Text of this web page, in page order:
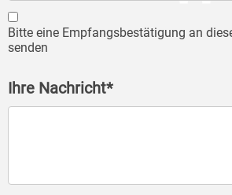
Bitte eine Empfangsbestätigung an
senden
Ihre Nachricht*